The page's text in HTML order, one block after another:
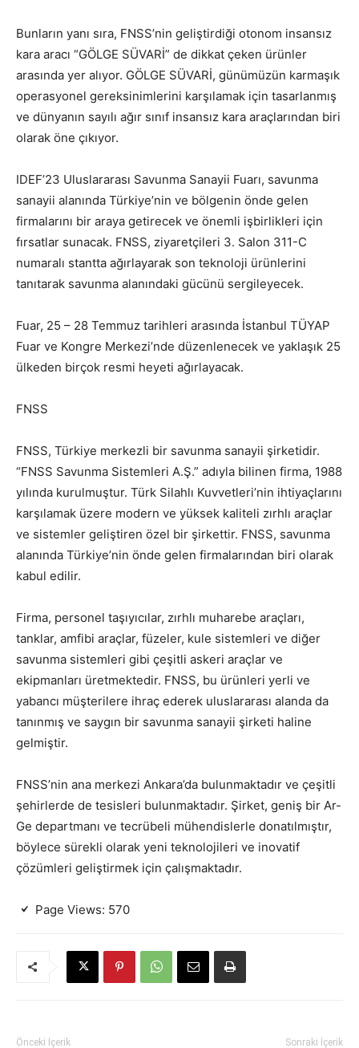
Bunların yanı sıra, FNSS’nin geliştirdiği otonom insansız
kara aracı “GÖLGE SÜVARİ” de dikkat çeken ürünler
arasında yer alıyor. GÖLGE SÜVARİ, günümüzün karmaşık
operasyonel gereksinimlerini karşılamak için tasarlanmış
ve dünyanın sayılı ağır sınıf insansız kara araçlarından biri
olarak öne çıkıyor.
IDEF’23 Uluslararası Savunma Sanayii Fuarı, savunma
sanayii alanında Türkiye’nin ve bölgenin önde gelen
firmalarını bir araya getirecek ve önemli işbirlikleri için
fırsatlar sunacak. FNSS, ziyaretçileri 3. Salon 311-C
numaralı stantta ağırlayarak son teknoloji ürünlerini
tanıtarak savunma alanındaki gücünü sergileyecek.
Fuar, 25 – 28 Temmuz tarihleri arasında İstanbul TÜYAP
Fuar ve Kongre Merkezi’nde düzenlenecek ve yaklaşık 25
ülkeden birçok resmi heyeti ağırlayacak.
FNSS
FNSS, Türkiye merkezli bir savunma sanayii şirketidir.
“FNSS Savunma Sistemleri A.Ş.” adıyla bilinen firma, 1988
yılında kurulmuştur. Türk Silahlı Kuvvetleri’nin ihtiyaçlarını
karşılamak üzere modern ve yüksek kaliteli zırhlı araçlar
ve sistemler geliştiren özel bir şirkettir. FNSS, savunma
alanında Türkiye’nin önde gelen firmalarından biri olarak
kabul edilir.
Firma, personel taşıyıcılar, zırhlı muharebe araçları,
tanklar, amfibi araçlar, füzeler, kule sistemleri ve diğer
savunma sistemleri gibi çeşitli askeri araçlar ve
ekipmanları üretmektedir. FNSS, bu ürünleri yerli ve
yabancı müşterilere ihraç ederek uluslararası alanda da
tanınmış ve saygın bir savunma sanayii şirketi haline
gelmiştir.
FNSS’nin ana merkezi Ankara’da bulunmaktadır ve çeşitli
şehirlerde de tesisleri bulunmaktadır. Şirket, geniş bir Ar-
Ge departmanı ve tecrübeli mühendislerle donatılmıştır,
böylece sürekli olarak yeni teknolojileri ve inovatif
çözümleri geliştirmek için çalışmaktadır.
Page Views: 570
Önceki İçerik Sonraki İçerik